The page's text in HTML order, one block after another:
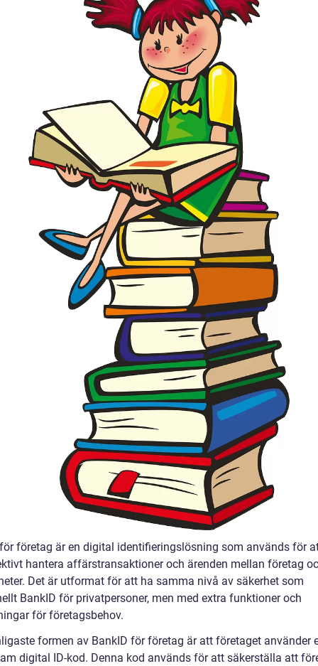
företag är en digital identifieringslösning som används för
hantera affärstransaktioner och ärenden mellan företag
Det är utformat för att ha samma nivå av säkerhet som
BankID för privatpersoner, men med extra funktioner och
för företagsbehov.
formen av BankID för företag är att företaget använder
digital ID-kod. Denna kod används för att säkerställa att